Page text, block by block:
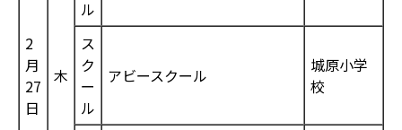
2
月
27
日
木
ル
ス
ク
ー
ル
アビースクール
城原小学
校